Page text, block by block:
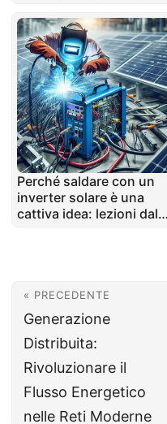
Perché saldare con un
inverter solare è una
cattiva idea: lezioni dal
« PRECEDENTE
Generazione
Distribuita:
Rivoluzionare il
Flusso Energetico
nelle Reti Moderne